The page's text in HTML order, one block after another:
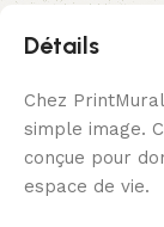
Détails
Chez
simple image.
conçue pour
espace de vie.